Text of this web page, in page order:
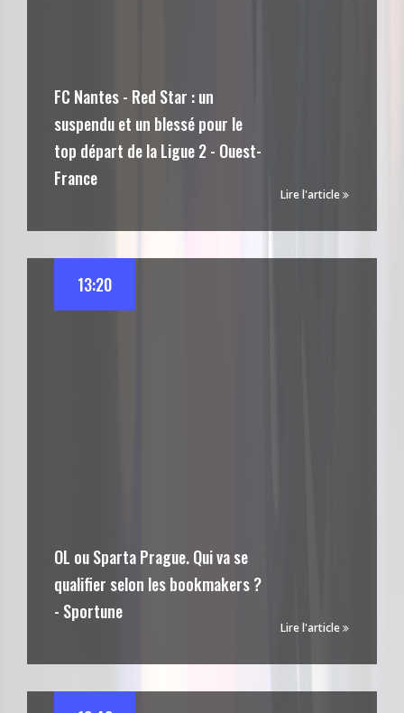
FC Nantes - Red Star : un
suspendu et un blessé pour le
top départ de la Ligue 2 - Ouest-
France
Lire l'article
OL ou Sparta Prague. Qui va se
qualifier selon les bookmakers ?
- Sportune
13:20
Lire l'article